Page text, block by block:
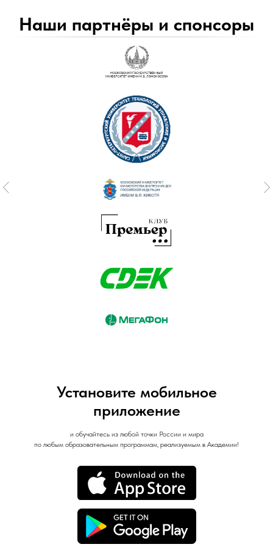
Наши партнёры и спонсоры
Установите мобильное
приложение
и обучайтесь из любой точки России и мира
по любым образовательным программам, реализуемым в Академии!